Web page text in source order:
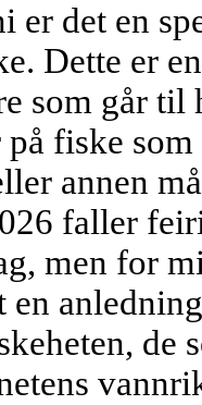
er det en
Dette er
som går til
på fiske
annen
faller
men for
en
de